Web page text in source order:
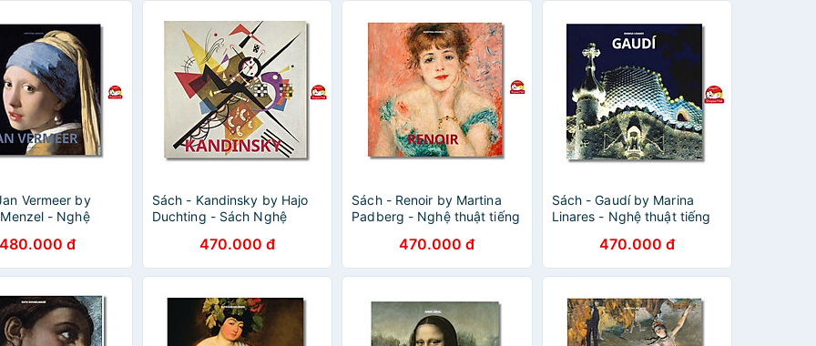
Vermeer by
- Nghệ
480.000 đ
Sách - Kandinsky by Hajo
Duchting - Sách Nghệ
470.000 đ
Sách - Renoir by Martina
Padberg - Nghệ thuật tiếng
470.000 đ
Sách - Gaudí by Marina
Linares - Nghệ thuật tiếng
470.000 đ